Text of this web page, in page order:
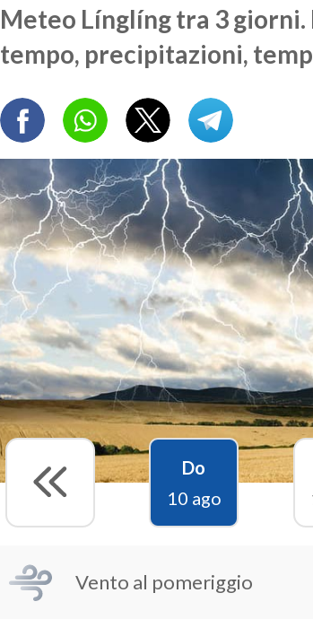
Meteo Línglíng tra 3
tempo, precipitazioni,
Do
10 ago
Vento al pomeriggio